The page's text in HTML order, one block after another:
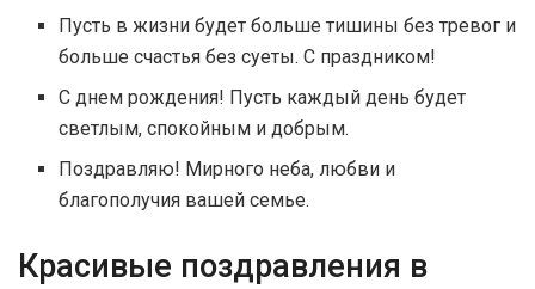
Пусть в жизни будет больше тишины без тревог и
больше счастья без суеты. С праздником!
С днем рождения! Пусть каждый день будет
светлым, спокойным и добрым.
Поздравляю! Мирного неба, любви и
благополучия вашей семье.
Красивые поздравления в